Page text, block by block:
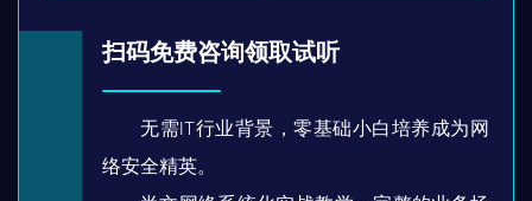
扫码免费咨询领取试听
无需IT行业背景，零基础小白培养成为网
络安全精英。